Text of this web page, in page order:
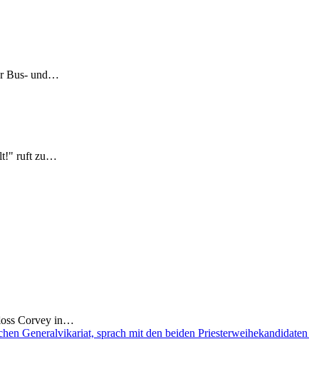
Bus- und…
ruft zu…
Corvey in…